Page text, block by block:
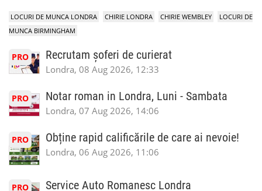
LOCURI DE MUNCA LONDRA CHIRIE LONDRA CHIRIE WEMBLEY
LOCURI DE
MUNCA BIRMINGHAM
PRO Recrutam șoferi de curierat
Londra, 08 Aug 2026, 12:33
PRO Notar roman in Londra, Luni - Sambata
Londra, 07 Aug 2026, 14:06
PRO Obține rapid calificările de care ai nevoie!
Londra, 06 Aug 2026, 11:06
PRO Service Auto Romanesc Londra